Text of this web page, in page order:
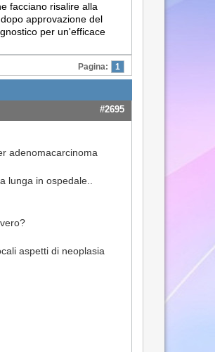
facciano risalire alla
approvazione del
per un'efficace
Pagina: 1
#2695
adenomacarcinoma
lunga in ospedale..
aspetti di neoplasia